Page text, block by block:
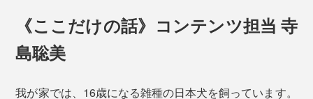
《ここだけの話》コンテンツ担当 寺
島聡美
我が家では、16歳になる雑種の日本犬を飼っています。